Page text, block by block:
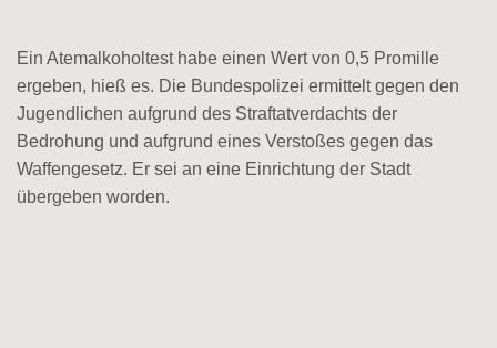
Ein Atemalkoholtest habe einen Wert von 0,5 Promille
ergeben, hieß es. Die Bundespolizei ermittelt gegen den
Jugendlichen aufgrund des Straftatverdachts der
Bedrohung und aufgrund eines Verstoßes gegen das
Waffengesetz. Er sei an eine Einrichtung der Stadt
übergeben worden.